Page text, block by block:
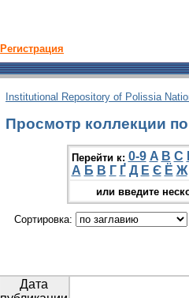
Регистрация
Institutional Repository of Polissia
Просмотр коллекции
Перейти к: 0-9 A B C
А Б В Г Ґ Д Е Є Ё Ж
или введите
Сортировка:
Дата